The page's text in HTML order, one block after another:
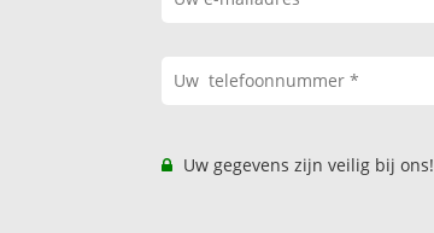
Uw gegevens zijn veilig bij ons!